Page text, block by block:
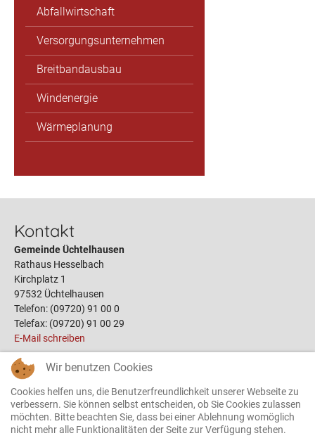
Abfallwirtschaft
Versorgungsunternehmen
Breitbandausbau
Windenergie
Wärmeplanung
Kontakt
Gemeinde Üchtelhausen
Rathaus Hesselbach
Kirchplatz 1
97532 Üchtelhausen
Telefon: (09720) 91 00 0
Telefax: (09720) 91 00 29
E-Mail schreiben
Links
Öffnungszeiten
Terminbuchung
Bauplätze
Wir benutzen Cookies
Cookies helfen uns, die Benutzerfreundlichkeit unserer Webseite zu
verbessern. Sie können selbst entscheiden, ob Sie Cookies zulassen
möchten. Bitte beachten Sie, dass bei einer Ablehnung womöglich
nicht mehr alle Funktionalitäten der Seite zur Verfügung stehen.